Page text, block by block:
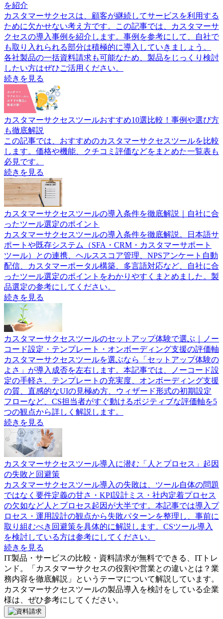
を紹介
カスタマーサクセスは、顧客が継続してサービスを利用する
ために欠かせない考え方です。この記事では、カスタマーサ
クセスの導入事例を紹介します。事例を参考にして、自社で
も取り入れられる部分は積極的に導入していきましょう。
各社製品の一括資料請求も可能なため、製品をじっくり検討
したい方はぜひご活用ください。
続きを見る
カスタマーサクセスツールおすすめ10選比較！事例や選び方
も徹底解説
この記事では、おすすめのカスタマーサクセスツールを比較
します。価格や機能、クチコミ評価などをまとめた一覧表も
必見です。
続きを見る
カスタマーサクセスツールの導入条件を徹底解説｜自社に合
ったツール選定のポイント
カスタマーサクセスツールの導入条件を徹底解説。日本語サ
ポートや既存システム（SFA・CRM・カスタマーサポート
ツール）との連携、ヘルススコア管理、NPSアンケート自動
配信、カスタマーポータル構築、多言語対応など、自社に合
ったツール選定のポイントをわかりやすくまとめました。製
品選定の参考にしてください。
続きを見る
カスタマーサクセスツールのセットアップ体験で選ぶ｜ノー
コード設定・テンプレート・オンボーディング支援の評価軸
カスタマーサクセスツールを選ぶなら「セットアップ体験の
よさ」が導入成否を左右します。本記事では、ノーコード設
定の手軽さ、テンプレートの充実度、オンボーディング支援
の質、直感的なUIの見極め方、ウィザード形式の初期設定
フローなど、CS担当者がすぐ動けるポジティブな評価軸を5
つの観点から詳しく解説します。
続きを見る
カスタマーサクセスツール導入に潜む「人とプロセス」起因
の失敗と回避策
カスタマーサクセスツール導入の失敗は、ツール自体の問題
ではなく要件定義の甘さ・KPI設計ミス・社内定着プロセス
の欠如など人とプロセス起因が大半です。本記事では導入プ
ロセス・運用設計の観点から失敗パターンを整理し、事前に
取り組むべき回避策を具体的に解説します。CSツール導入
を検討している方は参考にしてください。
続きを見る
IT製品・サービスの比較・資料請求が無料でできる、ITトレ
ンド。「 カスタマーサクセスの役割や営業との違いとは？業
務内容を徹底解説 」というテーマについて解説しています。
カスタマーサクセスツールの製品導入を検討をしている企業
様は、ぜひ参考にしてください。